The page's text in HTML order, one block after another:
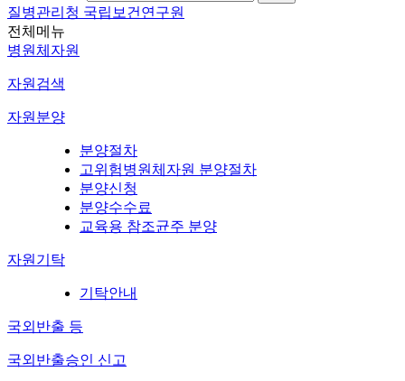
질병관리청 국립보건연구원
전체메뉴
병원체자원
자원검색
자원분양
분양절차
고위험병원체자원 분양절차
분양신청
분양수수료
교육용 참조균주 분양
자원기탁
기탁안내
국외반출 등
국외반출승인 신고